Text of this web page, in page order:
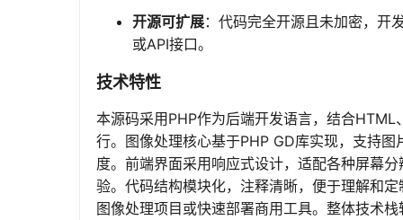
开源可扩展：代码完全开源且未加密，开
或API接口。
技术特性
本源码采用PHP作为后端开发语言，结合
行。图像处理核心基于PHP GD库实现，支持
度。前端界面采用响应式设计，适配各种屏幕
验。代码结构模块化，注释清晰，便于理解和
图像处理项目或快速部署商用工具。整体技术